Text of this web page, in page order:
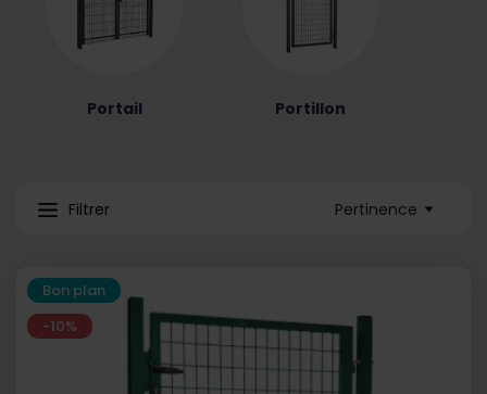
Portail Portillon
Filtrer Pertinence
Bon plan
-10%